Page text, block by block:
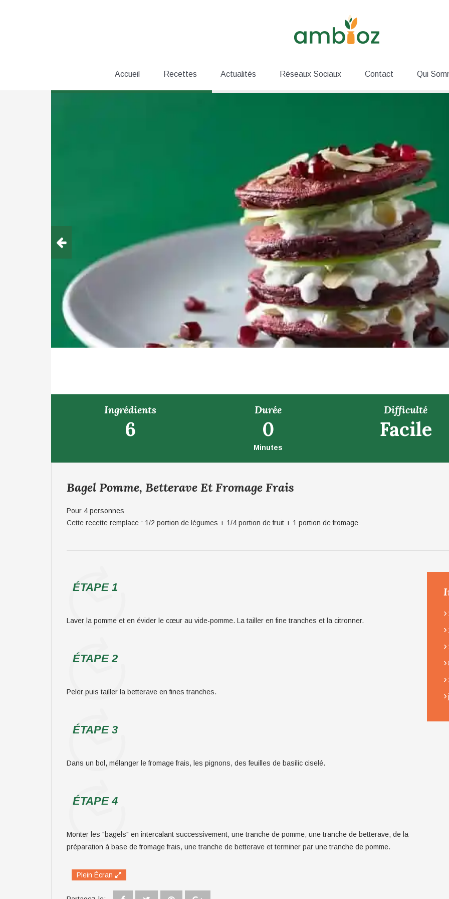
Accueil Recettes Actualités Réseaux Sociaux Contact Qui
Ingrédients
6
Durée
0
Minutes
Difficulté
Facile
Bagel Pomme, Betterave Et Fromage Frais
Pour 4 personnes
Cette recette remplace : 1/2 portion de légumes + 1/4 portion de fruit + 1 portion de fromage
ÉTAPE 1
Laver la pomme et en évider le cœur au vide-pomme. La tailler en fine tranches et la citronner.
ÉTAPE 2
Peler puis tailler la betterave en fines tranches.
ÉTAPE 3
Dans un bol, mélanger le fromage frais, les pignons, des feuilles de basilic ciselé.
ÉTAPE 4
Monter les "bagels" en intercalant successivement, une tranche de pomme, une tranche de betterave, de la
préparation à base de fromage frais, une tranche de betterave et terminer par une tranche de pomme.
Plein Écran
›
›
›
›
›
›